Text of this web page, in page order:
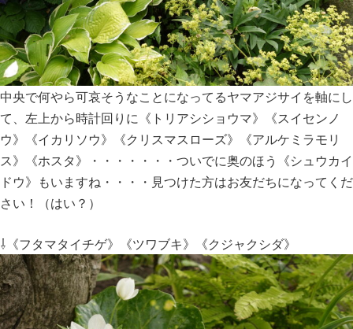
中央で何やら可哀そうなことになってるヤマアジサイを軸にし
て、左上から時計回りに《トリアシショウマ》《スイセンノ
ウ》《イカリソウ》《クリスマスローズ》《アルケミラモリ
ス》《ホスタ》・・・・・・・ついでに奥のほう《シュウカイ
ドウ》もいますね・・・・見つけた方はお友だちになってくだ
さい！（はい？）
⇩《フタマタイチゲ》《ツワブキ》《クジャクシダ》